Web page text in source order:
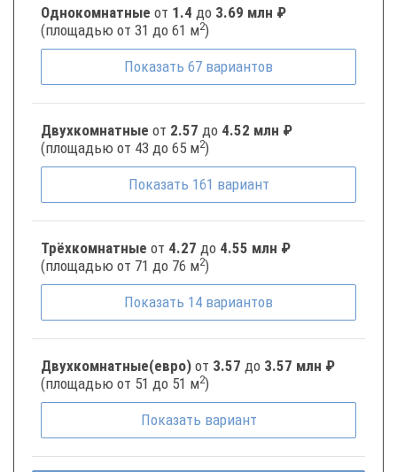
Однокомнатные от 1.4 до 3.69 млн ₽
(площадью от 31 до 61 м2)
Показать 67 вариантов
Двухкомнатные от 2.57 до 4.52 млн ₽
(площадью от 43 до 65 м2)
Показать 161 вариант
Трёхкомнатные от 4.27 до 4.55 млн ₽
(площадью от 71 до 76 м2)
Показать 14 вариантов
Двухкомнатные(евро) от 3.57 до 3.57 млн ₽
(площадью от 51 до 51 м2)
Показать вариант